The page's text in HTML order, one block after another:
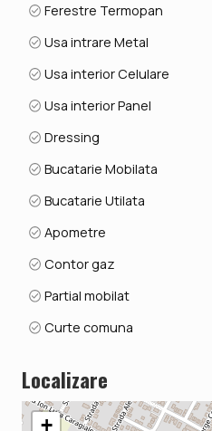
Ferestre Termopan
Usa intrare Metal
Usa interior Celulare
Usa interior Panel
Dressing
Bucatarie Mobilata
Bucatarie Utilata
Apometre
Contor gaz
Partial mobilat
Curte comuna
Localizare
+